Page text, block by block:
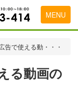
MENU
告で使える動・・・
る動画の